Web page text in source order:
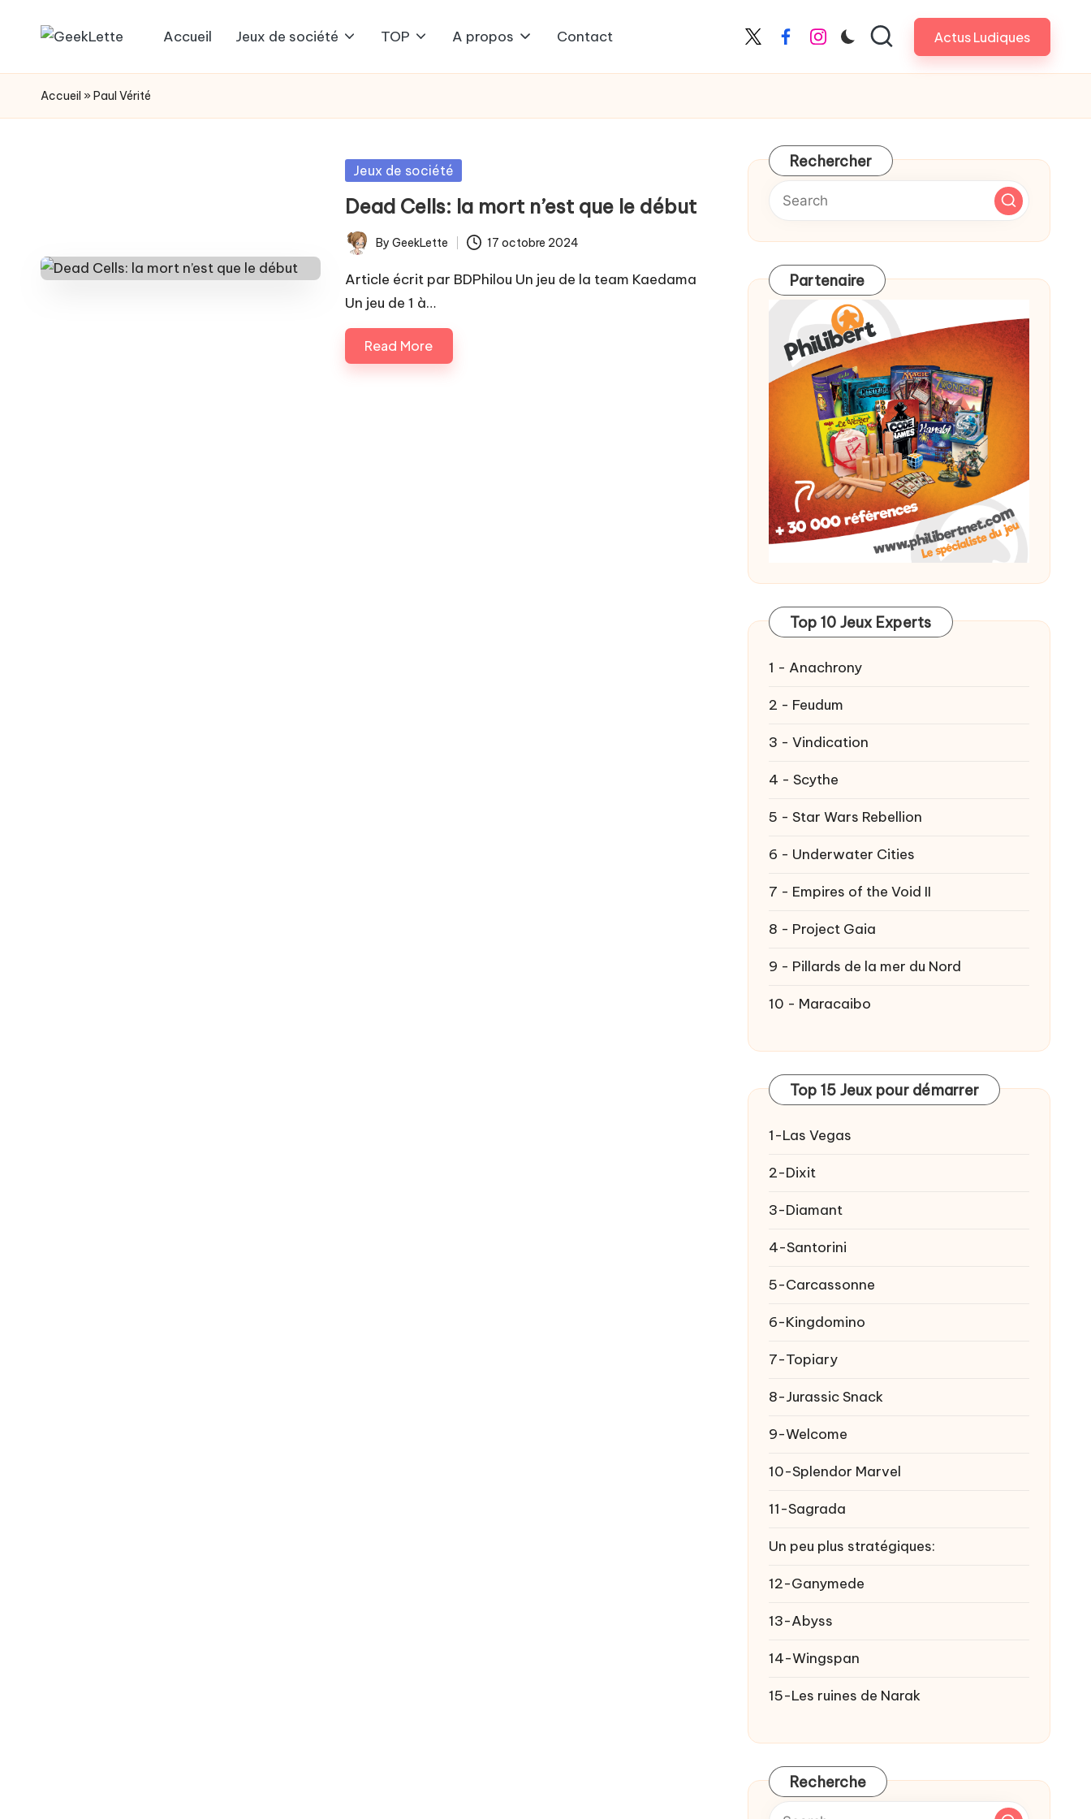
content
G
e
t
sur
Accueil Jeux de société TOP A propos Contact X FacebookInstagram Actus Ludiques
Accueil » Paul Vérité
Posted
Jeux de société
Dead Cells: la mort n’est que le début
Posted
by
By GeekLette 17 octobre 2024
Article écrit par BDPhilou Un jeu de la team Kaedama
Un jeu de 1 à…
Read More
Rechercher
Partenaire
Top 10 Jeux Experts
1 - Anachrony
2 - Feudum
3 - Vindication
4 - Scythe
5 - Star Wars Rebellion
6 - Underwater Cities
7 - Empires of the Void II
8 - Project Gaia
9 - Pillards de la mer du Nord
10 - Maracaibo
Top 15 Jeux pour démarrer
1-Las Vegas
2-Dixit
3-Diamant
4-Santorini
5-Carcassonne
6-Kingdomino
7-Topiary
8-Jurassic Snack
9-Welcome
10-Splendor Marvel
11-Sagrada
Un peu plus stratégiques:
12-Ganymede
13-Abyss
14-Wingspan
15-Les ruines de Narak
Recherche